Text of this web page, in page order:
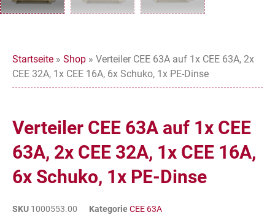
Startseite » Shop » Verteiler CEE 63A auf 1x CEE 63A, 2x
CEE 32A, 1x CEE 16A, 6x Schuko, 1x PE-Dinse
Verteiler CEE 63A auf 1x CEE
63A, 2x CEE 32A, 1x CEE 16A,
6x Schuko, 1x PE-Dinse
SKU 1000553.00 KategorieCEE 63A